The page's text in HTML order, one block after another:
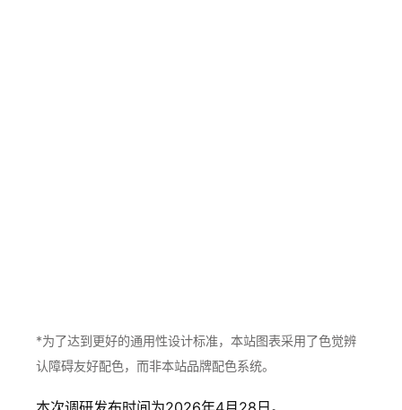
I 研 2026 P1
*为了达到更好的通用性设计标准，本站图表采用了色觉辨
认障碍友好配色，而非本站品牌配色系统。